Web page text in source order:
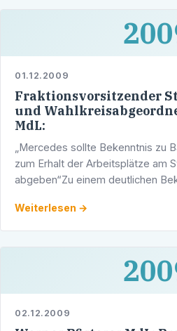
01.12.2009
Fraktionsvorsitzender
und
MdL:
„Mercedes sollte Bekenntnis zu
zum Erhalt der Arbeitsplätze am
abgeben“Zu einem deutlichen
Standort …
Weiterlesen →
02.12.2009